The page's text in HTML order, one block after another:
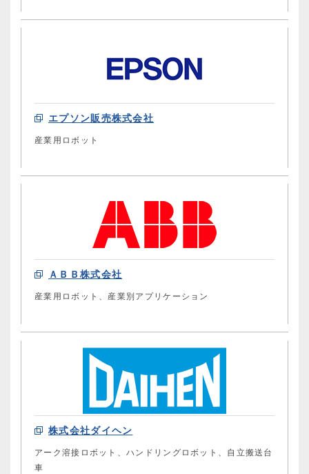
エプソン販売株式会社
産業用ロボット
ＡＢＢ株式会社
産業用ロボット、産業別アプリケーション
株式会社ダイヘン
アーク溶接ロボット、ハンドリングロボット、自立搬送台
車